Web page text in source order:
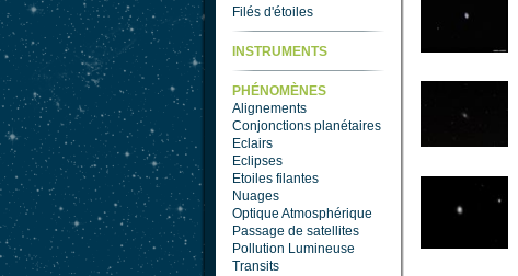
Filés d'étoiles
INSTRUMENTS
PHÉNOMÈNES
Alignements
Conjonctions planétaires
Eclairs
Eclipses
Etoiles filantes
Nuages
Optique Atmosphérique
Passage de satellites
Pollution Lumineuse
Transits